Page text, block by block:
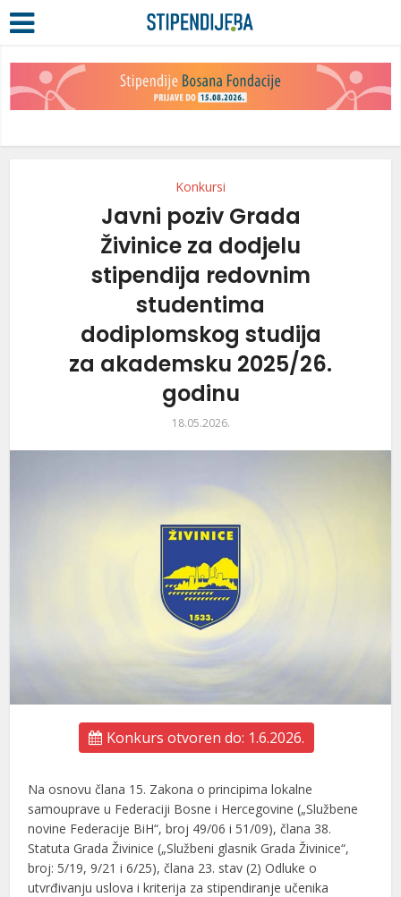
Konkursi
Javni poziv Grada
Živinice za dodjelu
stipendija redovnim
studentima
dodiplomskog studija
za akademsku 2025/26.
godinu
18.05.2026.
Konkurs otvoren do: 1.6.2026.
Na osnovu člana 15. Zakona o principima lokalne
samouprave u Federaciji Bosne i Hercegovine („Službene
novine Federacije BiH“, broj 49/06 i 51/09), člana 38.
Statuta Grada Živinice („Službeni glasnik Grada Živinice“,
broj: 5/19, 9/21 i 6/25), člana 23. stav (2) Odluke o
utvrđivanju uslova i kriterija za stipendiranje učenika